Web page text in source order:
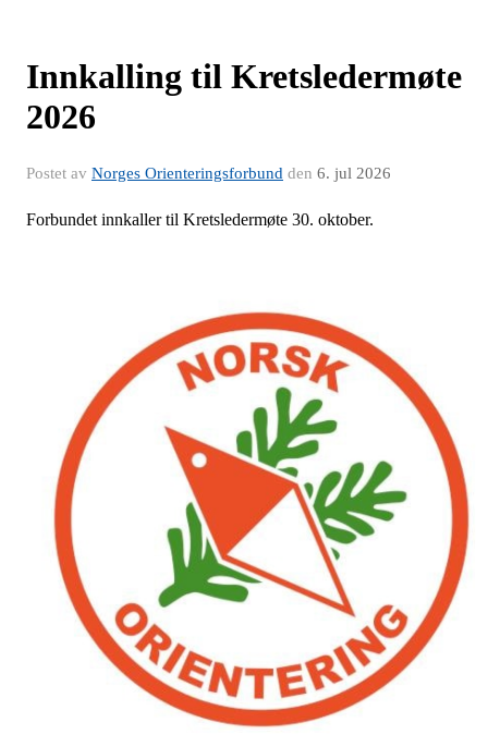
Innkalling til Kretsledermøte
2026
Postet av Norges Orienteringsforbund den 6. jul 2026
Forbundet innkaller til Kretsledermøte 30. oktober.